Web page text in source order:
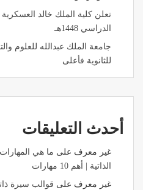
تعلن كلية الملك خالد
الدراسي 1448هـ
جامعة الملك عبدالله للعلوم
للثانوية فأعلى
أحدث التعليقات
غير معرف على ما هي
الذاتية | أهم 10 مهارات
غير معرف على